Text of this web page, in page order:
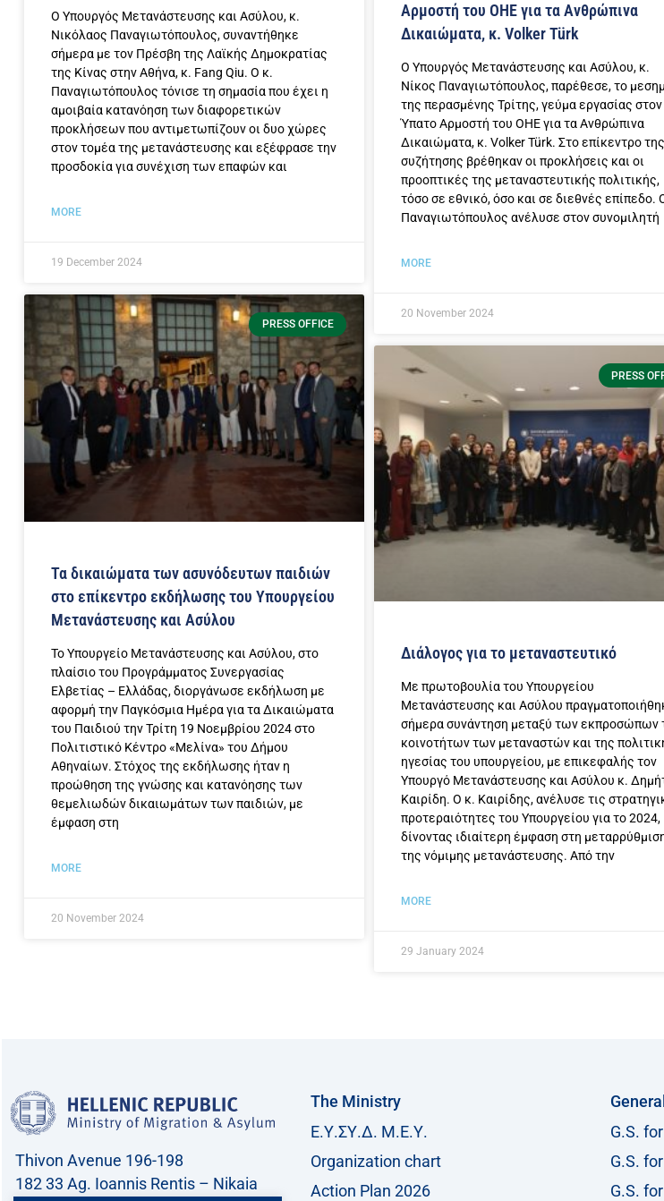
Ο Υπουργός Μετανάστευσης και Ασύλου, κ.
Νικόλαος Παναγιωτόπουλος, συναντήθηκε
σήμερα με τον Πρέσβη της Λαϊκής Δημοκρατίας
της Κίνας στην Αθήνα, κ. Fang Qiu. Ο κ.
Παναγιωτόπουλος τόνισε τη σημασία που έχει η
αμοιβαία κατανόηση των διαφορετικών
προκλήσεων που αντιμετωπίζουν οι δυο χώρες
στον τομέα της μετανάστευσης και εξέφρασε την
προσδοκία για συνέχιση των επαφών και
MORE
19 December 2024
Αρμοστή του ΟΗΕ για τα Ανθρώπινα
Δικαιώματα, κ. Volker Türk
Ο Υπουργός Μετανάστευσης και Ασύλου, κ.
Νίκος Παναγιωτόπουλος, παρέθεσε, το
της περασμένης Τρίτης, γεύμα εργασίας στον
Ύπατο Αρμοστή του ΟΗΕ για τα Ανθρώπινα
Δικαιώματα, κ. Volker Türk. Στο επίκεντρο της
συζήτησης βρέθηκαν οι προκλήσεις και οι
προοπτικές της μεταναστευτικής πολιτικής,
τόσο σε εθνικό, όσο και σε διεθνές επίπεδο.
Παναγιωτόπουλος ανέλυσε στον συνομιλητή
MORE
20 November 2024
PRESS OFFICE
Τα δικαιώματα των ασυνόδευτων παιδιών
στο επίκεντρο εκδήλωσης του Υπουργείου
Μετανάστευσης και Ασύλου
Το Υπουργείο Μετανάστευσης και Ασύλου, στο
πλαίσιο του Προγράμματος Συνεργασίας
Ελβετίας – Ελλάδας, διοργάνωσε εκδήλωση με
αφορμή την Παγκόσμια Ημέρα για τα Δικαιώματα
του Παιδιού την Τρίτη 19 Νοεμβρίου 2024 στο
Πολιτιστικό Κέντρο «Μελίνα» του Δήμου
Αθηναίων. Στόχος της εκδήλωσης ήταν η
προώθηση της γνώσης και κατανόησης των
θεμελιωδών δικαιωμάτων των παιδιών, με
έμφαση στη
MORE
20 November 2024
PRESS
Διάλογος για το μεταναστευτικό
Με πρωτοβουλία του Υπουργείου
Μετανάστευσης και Ασύλου
σήμερα συνάντηση μεταξύ των εκπροσώπων
κοινοτήτων των μεταναστών και της
ηγεσίας του υπουργείου, με επικεφαλής τον
Υπουργό Μετανάστευσης και Ασύλου κ.
Καιρίδη. Ο κ. Καιρίδης, ανέλυσε τις
προτεραιότητες του Υπουργείου για το 2024,
δίνοντας ιδιαίτερη έμφαση στη
της νόμιμης μετανάστευσης. Από την
MORE
29 January 2024
Thivon Avenue 196-198
182 33 Ag. Ioannis Rentis – Nikaia
The Ministry
Ε.Υ.ΣΥ.Δ. Μ.Ε.Υ.
Organization chart
Action Plan 2026
G.S.
G.S.
G.S.